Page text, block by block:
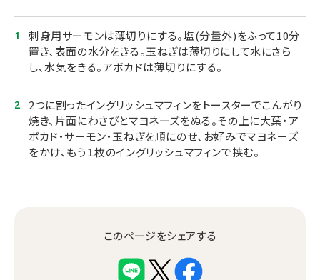
刺身用サーモンは薄切りにする。塩(分量外)をふって10分
置き、表面の水分をきる。玉ねぎは薄切りにして水にさら
し、水気をきる。アボカドは薄切りにする。
2つに割ったイングリッシュマフィンをトースターでこんがり
焼き、片面にわさびとマヨネーズをぬる。その上に大葉・ア
ボカド・サーモン・玉ねぎを順にのせ、お好みでマヨネーズ
をかけ、もう１枚のイングリッシュマフィンで挟む。
このページをシェアする